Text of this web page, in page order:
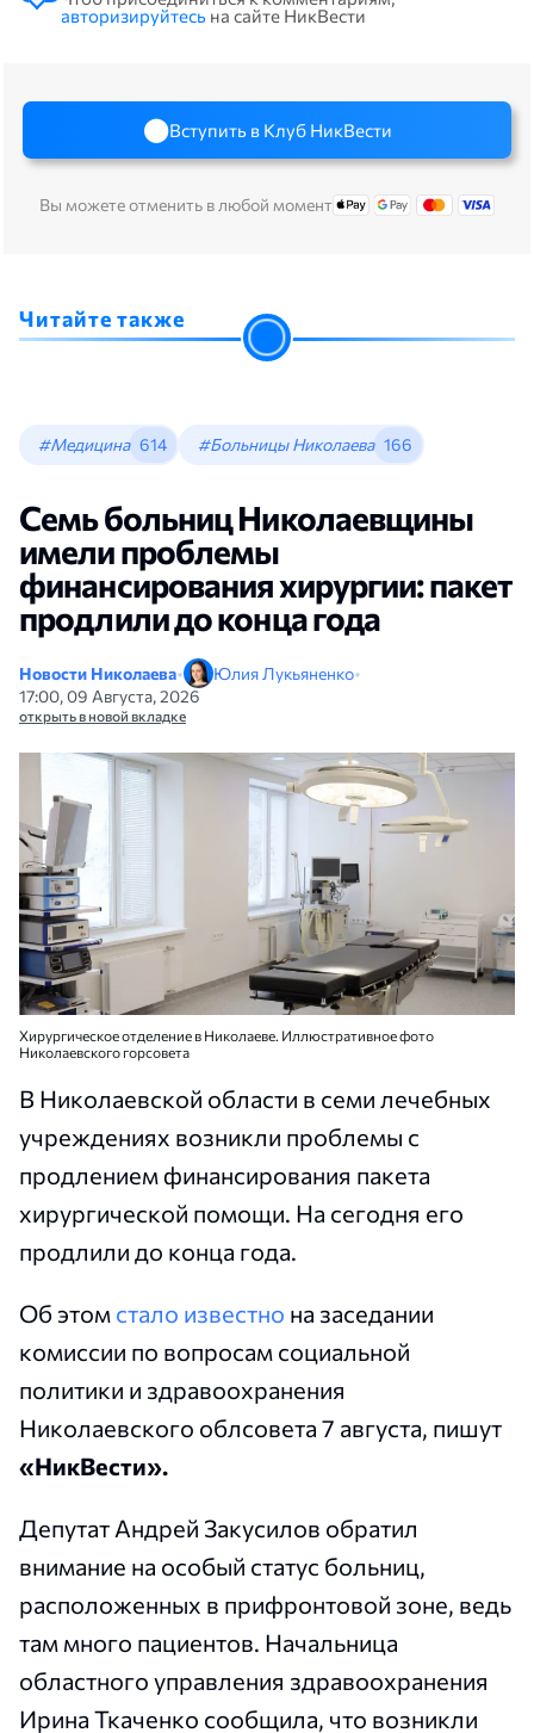
авторизируйтесь на сайте НикВести
Вступить в Клуб НикВести
Вы можете отменить в любой момент
Читайте также
#Медицина 614 #Больницы Николаева 166
Семь больниц Николаевщины
имели проблемы
финансирования хирургии: пакет
продлили до конца года
Новости Николаева• Юлия Лукьяненко•
17:00, 09 Августа, 2026
открыть в новой вкладке
Хирургическое отделение в Николаеве. Иллюстративное фото
Николаевского горсовета
В Николаевской области в семи лечебных
учреждениях возникли проблемы с
продлением финансирования пакета
хирургической помощи. На сегодня его
продлили до конца года.
Об этом стало известно на заседании
комиссии по вопросам социальной
политики и здравоохранения
Николаевского облсовета 7 августа, пишут
«НикВести».
Депутат Андрей Закусилов обратил
внимание на особый статус больниц,
расположенных в прифронтовой зоне, ведь
там много пациентов. Начальница
областного управления здравоохранения
Ирина Ткаченко сообщила, что возникли